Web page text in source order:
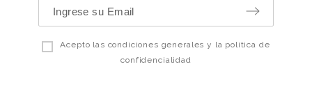
Acepto las condiciones generales y la política de
confidencialidad